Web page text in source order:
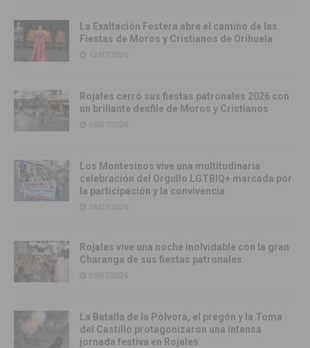
La Exaltación Festera abre el camino de las
Fiestas de Moros y Cristianos de Orihuela
12/07/2026
Rojales cerró sus fiestas patronales 2026 con
un brillante desfile de Moros y Cristianos
06/07/2026
Los Montesinos vive una multitudinaria
celebración del Orgullo LGTBIQ+ marcada por
la participación y la convivencia
06/07/2026
Rojales vive una noche inolvidable con la gran
Charanga de sus fiestas patronales
05/07/2026
La Batalla de la Pólvora, el pregón y la Toma
del Castillo protagonizaron una intensa
jornada festiva en Rojales